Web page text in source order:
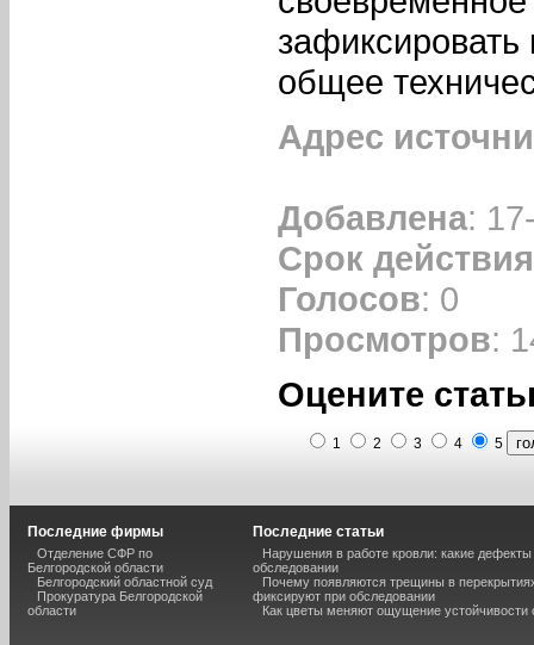
общее
Адрес
Добавлена:
Срок действия
Голосов: 0
Просмотров:
Оцените
1 2 3 4 5
Последние фирмы
Отделение СФР по
Белгородской области
Белгородский областной суд
Прокуратура Белгородской
области
Последние статьи
Нарушения в работе кровли: какие
обследовании
Почему появляются трещины в
фиксируют при обследовании
Как цветы меняют ощущение устойчивости